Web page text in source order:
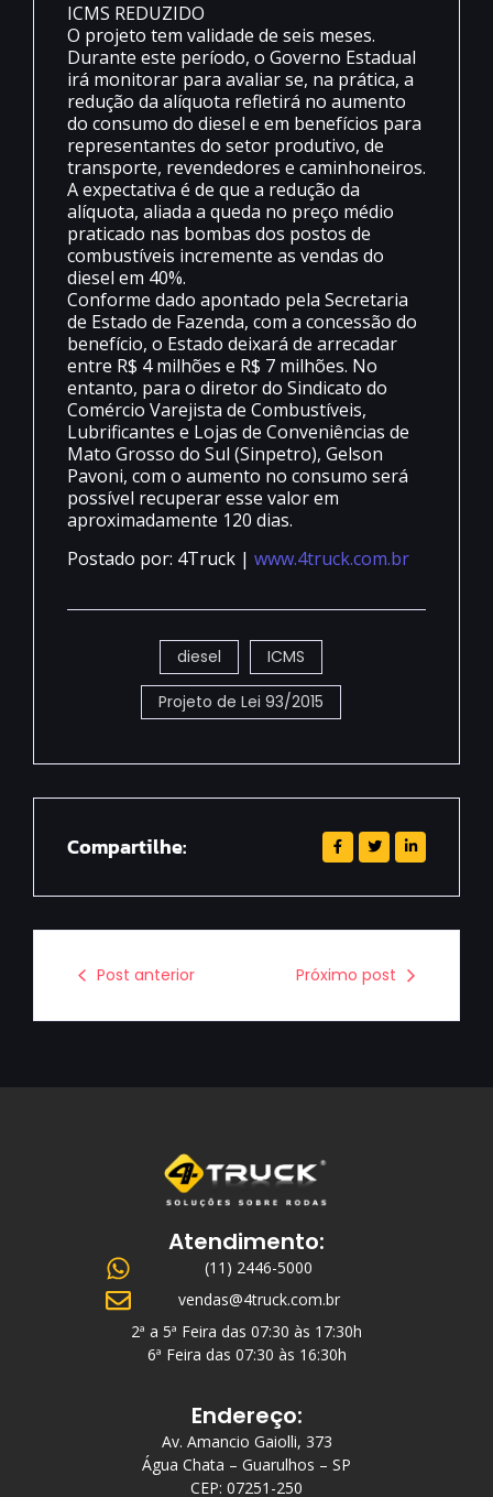
ICMS REDUZIDO
O projeto tem validade de seis meses.
Durante este período, o Governo Estadual
irá monitorar para avaliar se, na prática, a
redução da alíquota refletirá no aumento
do consumo do diesel e em benefícios para
representantes do setor produtivo, de
transporte, revendedores e caminhoneiros.
A expectativa é de que a redução da
alíquota, aliada a queda no preço médio
praticado nas bombas dos postos de
combustíveis incremente as vendas do
diesel em 40%.
Conforme dado apontado pela Secretaria
de Estado de Fazenda, com a concessão do
benefício, o Estado deixará de arrecadar
entre R$ 4 milhões e R$ 7 milhões. No
entanto, para o diretor do Sindicato do
Comércio Varejista de Combustíveis,
Lubrificantes e Lojas de Conveniências de
Mato Grosso do Sul (Sinpetro), Gelson
Pavoni, com o aumento no consumo será
possível recuperar esse valor em
aproximadamente 120 dias.
Postado por: 4Truck | www.4truck.com.br
diesel ICMS
Projeto de Lei 93/2015
Compartilhe:
Post anterior Próximo post
Atendimento:
(11) 2446-5000
vendas@4truck.com.br
2ª a 5ª Feira das 07:30 às 17:30h
6ª Feira das 07:30 às 16:30h
Endereço:
Av. Amancio Gaiolli, 373
Água Chata – Guarulhos – SP
CEP: 07251-250